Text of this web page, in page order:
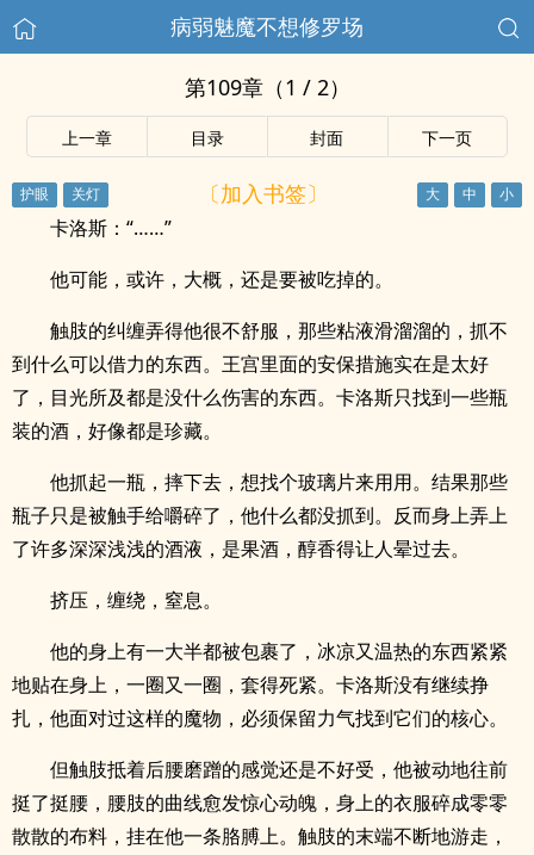
病弱魅魔不想修罗场
第109章（1 / 2）
上一章 目录 封面 下一页
〔加入书签〕
卡洛斯：“……”
他可能，或许，大概，还是要被吃掉的。
触肢的纠缠弄得他很不舒服，那些粘液滑溜溜的，抓不
到什么可以借力的东西。王宫里面的安保措施实在是太好
了，目光所及都是没什么伤害的东西。卡洛斯只找到一些瓶
装的酒，好像都是珍藏。
他抓起一瓶，摔下去，想找个玻璃片来用用。结果那些
瓶子只是被触手给嚼碎了，他什么都没抓到。反而身上弄上
了许多深深浅浅的酒液，是果酒，醇香得让人晕过去。
挤压，缠绕，窒息。
他的身上有一大半都被包裹了，冰凉又温热的东西紧紧
地贴在身上，一圈又一圈，套得死紧。卡洛斯没有继续挣
扎，他面对过这样的魔物，必须保留力气找到它们的核心。
但触肢抵着后腰磨蹭的感觉还是不好受，他被动地往前
挺了挺腰，腰肢的曲线愈发惊心动魄，身上的衣服碎成零零
散散的布料，挂在他一条胳膊上。触肢的末端不断地游走，